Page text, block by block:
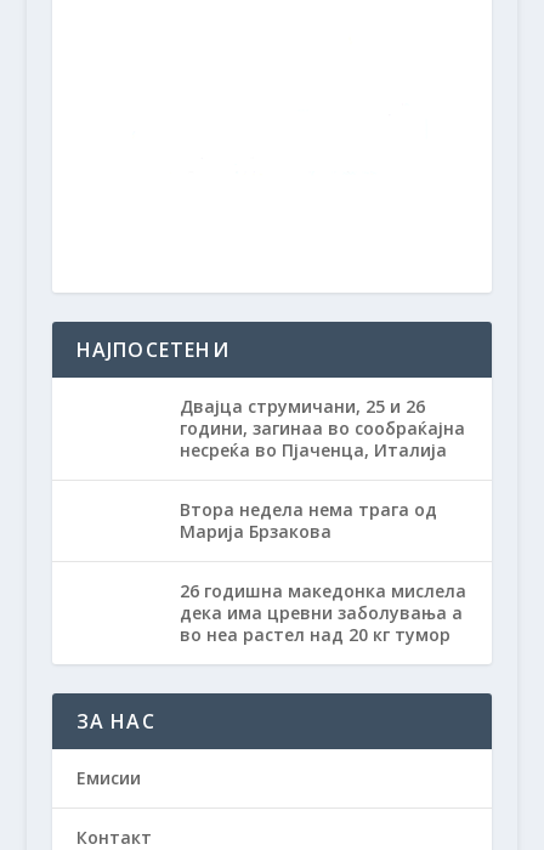
НАЈПОСЕТЕНИ
Двајца струмичани, 25 и 26
години, загинаа во сообраќајна
несреќа во Пјаченца, Италија
Втора недела нема трага од
Марија Брзакова
26 годишна македонка мислела
дека има цревни заболувања а
во неа растел над 20 кг тумор
ЗА НАС
Емисии
Контакт